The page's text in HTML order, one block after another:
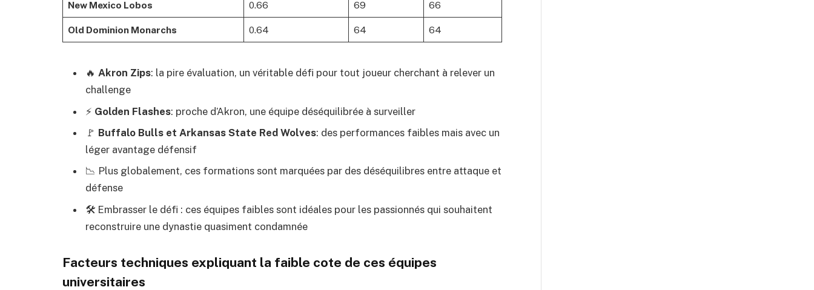
New Mexico Lobos 0.66 69 66
Old Dominion Monarchs 0.64 64 64
🔥 Akron Zips: la pire évaluation, un véritable défi pour tout joueur cherchant à relever un
challenge
⚡ Golden Flashes: proche d’Akron, une équipe déséquilibrée à surveiller
🚩 Buffalo Bulls et Arkansas State Red Wolves: des performances faibles mais avec un
léger avantage défensif
📉 Plus globalement, ces formations sont marquées par des déséquilibres entre attaque et
défense
🛠️ Embrasser le défi : ces équipes faibles sont idéales pour les passionnés qui souhaitent
reconstruire une dynastie quasiment condamnée
Facteurs techniques expliquant la faible cote de ces équipes
universitaires